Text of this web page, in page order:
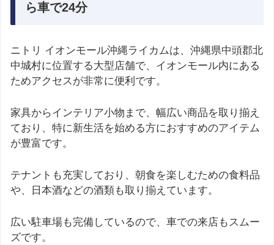
ら車で24分
ニトリ イオンモール沖縄ライカムは、沖縄県中頭郡北
中城村に位置する大型店舗で、イオンモール内にある
ためアクセスが非常に便利です。
家具からインテリア小物まで、幅広い商品を取り揃え
ており、特に新生活を始める方におすすめのアイテム
が豊富です。
テナントも充実しており、朝食を楽しむための食料品
や、日本酒などの酒類も取り揃えています。
広い駐車場も完備しているので、車での来店もスムー
ズです。